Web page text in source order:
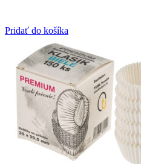
Pridať do košíka